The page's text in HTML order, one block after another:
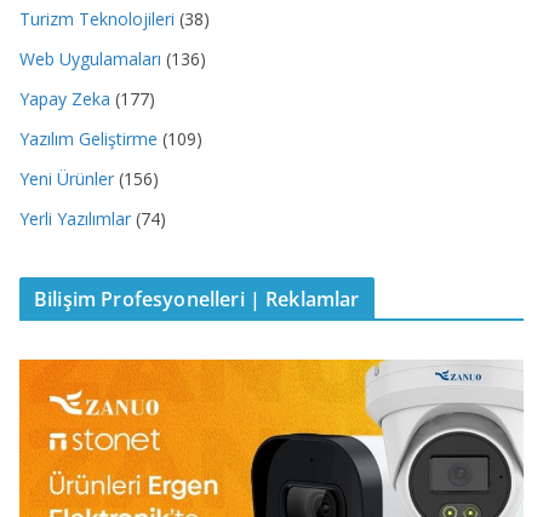
Turizm Teknolojileri (38)
Web Uygulamaları (136)
Yapay Zeka (177)
Yazılım Geliştirme (109)
Yeni Ürünler (156)
Yerli Yazılımlar (74)
Bilişim Profesyonelleri | Reklamlar